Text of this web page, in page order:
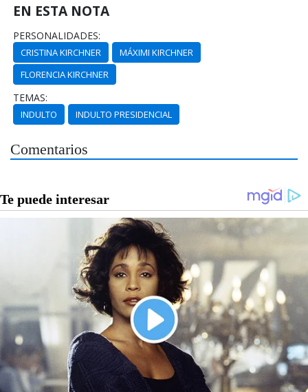
EN ESTA NOTA
PERSONALIDADES:
CRISTINA KIRCHNER
MÁXIMI KIRCHNER
FLORENCIA KIRCHNER
TEMAS:
INDULTO INDULTO PRESIDENCIAL
Comentarios